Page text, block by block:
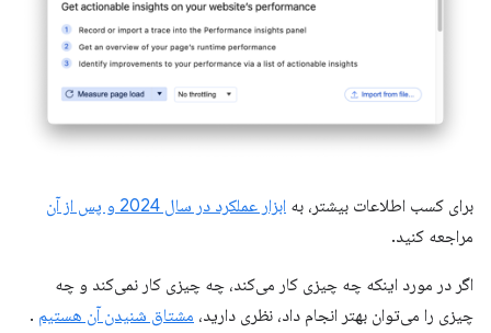
برای کسب اطلاعات بیشتر، به ابزار عملکرد در سال 2024 و پس از آن
مراجعه کنید.
اگر در مورد اینکه چه چیزی کار می‌کند، چه چیزی کار نمی‌کند و چه
چیزی را می‌توان بهتر انجام داد، نظری دارید، مشتاق شنیدن آن هستیم .